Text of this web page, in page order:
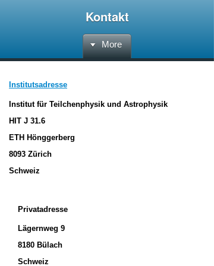
Kontakt
More
Institutsadresse
Institut für Teilchenphysik und Astrophysik
HIT J 31.6
ETH Hönggerberg
8093 Zürich
Schweiz
Privatadresse
Lägernweg 9
8180 Bülach
Schweiz